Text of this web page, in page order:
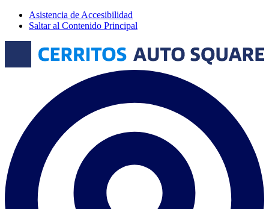
Asistencia de Accesibilidad
Saltar al Contenido Principal